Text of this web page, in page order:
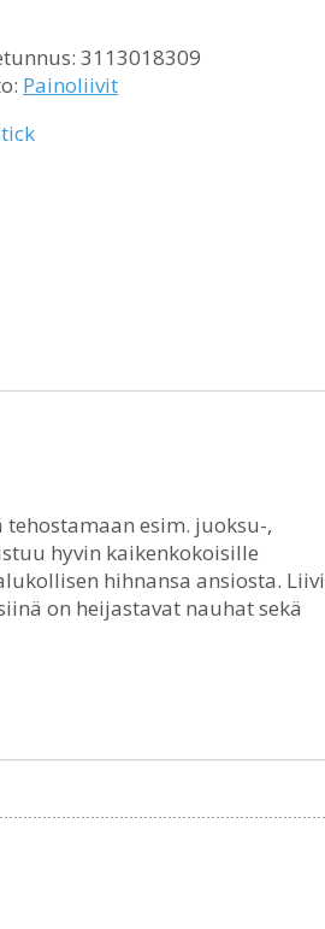
3113018309
Painoliivit
esim. juoksu-,
hyvin kaikenkokoisille
hihnansa ansiosta. Liivi
on heijastavat nauhat sekä